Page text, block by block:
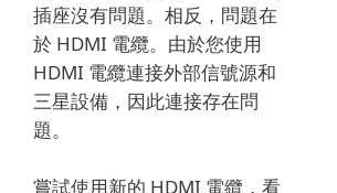
插座沒有問題。 相反，問題在
於 HDMI 電纜。 由於您使用
HDMI 電纜連接外部信號源和
三星設備，因此連接存在問
題。
嘗試使用新的 HDMI 電纜，看